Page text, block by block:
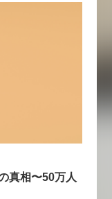
真相〜50万人